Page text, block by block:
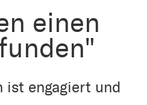
einen
ist engagiert und
Kirche